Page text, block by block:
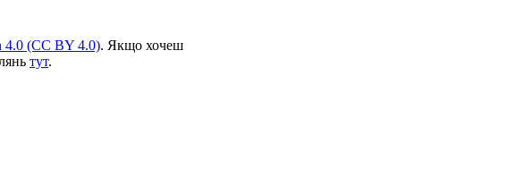
4.0 (CC BY 4.0). Якщо хочеш
тут.